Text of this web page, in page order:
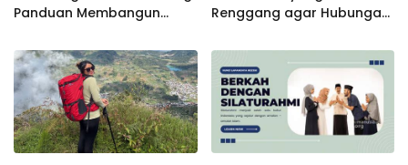
Panduan Membangun
Renggang agar Hubungan
Harmonis